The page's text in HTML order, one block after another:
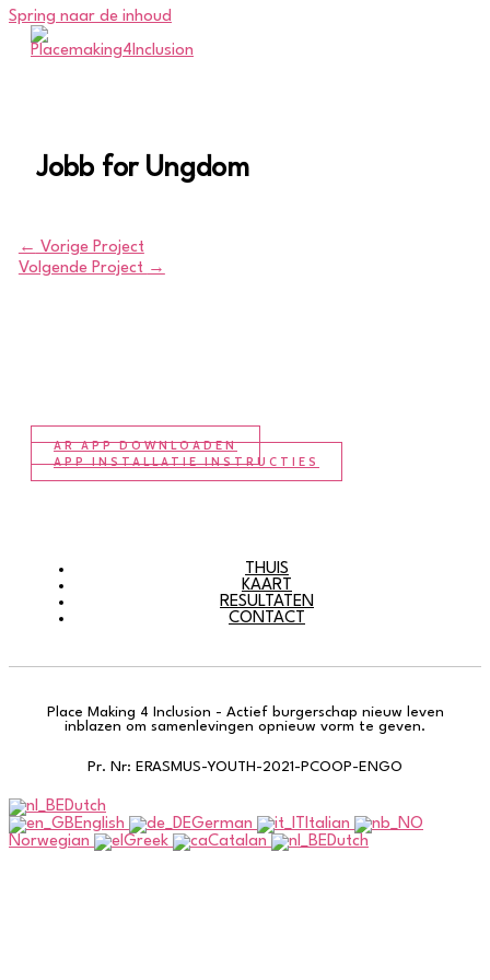
Spring naar de inhoud
Jobb for Ungdom
← Vorige Project
Volgende Project →
AR APP DOWNLOADEN
APP INSTALLATIE INSTRUCTIES
THUIS
KAART
RESULTATEN
CONTACT
Place Making 4 Inclusion - Actief burgerschap nieuw leven
inblazen om samenlevingen opnieuw vorm te geven.
Pr. Nr: ERASMUS-YOUTH-2021-PCOOP-ENGO
Dutch
English
German
Italian
Norwegian
Greek Catalan Dutch